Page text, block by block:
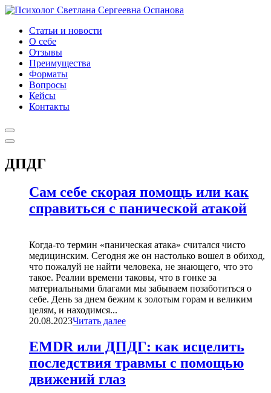
Статьи и новости
О себе
Отзывы
Преимущества
Форматы
Вопросы
Кейсы
Контакты
ДПДГ
Сам себе скорая помощь или как
справиться с панической атакой
Когда-то термин «паническая атака» считался чисто
медицинским. Сегодня же он настолько вошел в обиход,
что пожалуй не найти человека, не знающего, что это
такое. Реалии времени таковы, что в гонке за
материальными благами мы забываем позаботиться о
себе. День за днем бежим к золотым горам и великим
целям, и находимся...
20.08.2023Читать далее
EMDR или ДПДГ: как исцелить
последствия травмы с помощью
движений глаз